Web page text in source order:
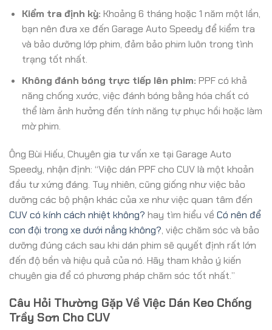
Kiểm tra định kỳ: Khoảng 6 tháng hoặc 1 năm một lần,
bạn nên đưa xe đến Garage Auto Speedy để kiểm tra
và bảo dưỡng lớp phim, đảm bảo phim luôn trong tình
trạng tốt nhất.
Không đánh bóng trực tiếp lên phim: PPF có khả
năng chống xước, việc đánh bóng bằng hóa chất có
thể làm ảnh hưởng đến tính năng tự phục hồi hoặc làm
mờ phim.
Ông Bùi Hiếu, Chuyên gia tư vấn xe tại Garage Auto
Speedy, nhận định: “Việc dán PPF cho CUV là một khoản
đầu tư xứng đáng. Tuy nhiên, cũng giống như việc bảo
dưỡng các bộ phận khác của xe như việc quan tâm đến
CUV có kính cách nhiệt không? hay tìm hiểu về Có nên để
con đội trong xe dưới nắng không?, việc chăm sóc và bảo
dưỡng đúng cách sau khi dán phim sẽ quyết định rất lớn
đến độ bền và hiệu quả của nó. Hãy tham khảo ý kiến
chuyên gia để có phương pháp chăm sóc tốt nhất.”
Câu Hỏi Thường Gặp Về Việc Dán Keo Chống
Trầy Sơn Cho CUV